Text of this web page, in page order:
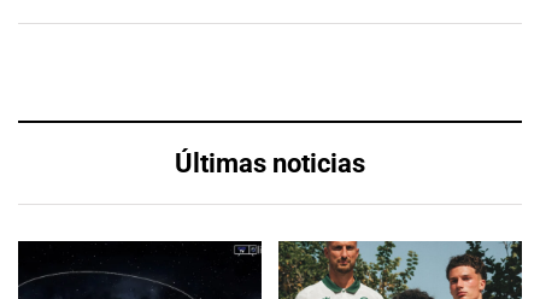
Últimas noticias